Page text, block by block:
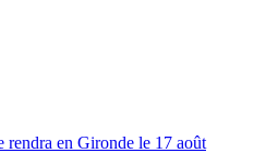
rendra en Gironde le 17 août